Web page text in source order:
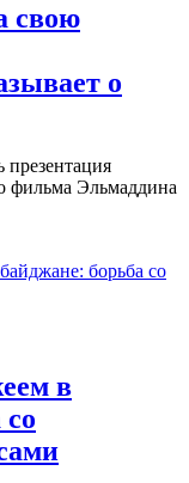
свою
о
презентация
фильма Эльмаддина
в